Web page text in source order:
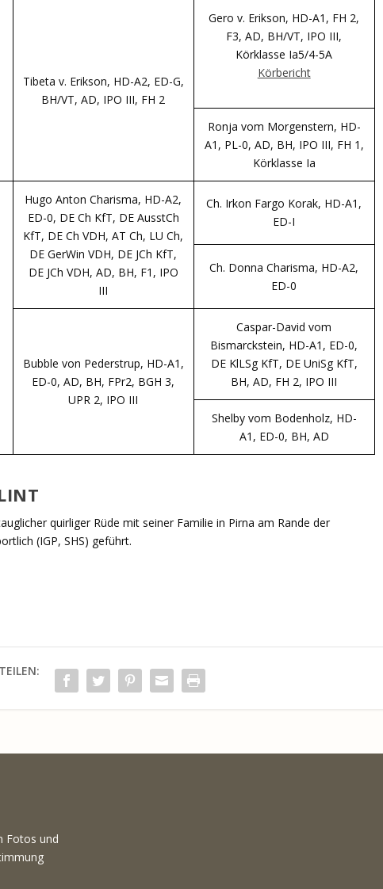
Tibeta v. Erikson, HD-A2, ED-G,
BH/VT, AD, IPO III, FH 2
Gero v. Erikson, HD-A1, FH 2,
F3, AD, BH/VT, IPO III,
Körklasse Ia5/4-5A
Körbericht
Ronja vom Morgenstern, HD-
A1, PL-0, AD, BH, IPO III, FH 1,
Körklasse Ia
Hugo Anton Charisma, HD-A2,
ED-0, DE Ch KfT, DE AusstCh
KfT, DE Ch VDH, AT Ch, LU Ch,
DE GerWin VDH, DE JCh KfT,
DE JCh VDH, AD, BH, F1, IPO
III
Ch. Irkon Fargo Korak, HD-A1,
ED-I
Ch. Donna Charisma, HD-A2,
ED-0
Bubble von Pederstrup, HD-A1,
ED-0, AD, BH, FPr2, BGH 3,
UPR 2, IPO III
Caspar-David vom
Bismarckstein, HD-A1, ED-0,
DE KlLSg KfT, DE UniSg KfT,
BH, AD, FH 2, IPO III
Shelby vom Bodenholz, HD-
A1, ED-0, BH, AD
quirliger Rüde mit seiner Familie in Pirna am Rande der
(IGP, SHS) geführt.
TEILEN:
Fotos und